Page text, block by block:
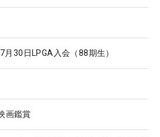
月30日LPGA入会（88期生）
画鑑賞